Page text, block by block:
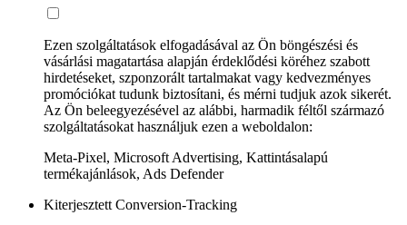
Ezen szolgáltatások elfogadásával az Ön böngészési és
vásárlási magatartása alapján érdeklődési köréhez szabott
hirdetéseket, szponzorált tartalmakat vagy kedvezményes
promóciókat tudunk biztosítani, és mérni tudjuk azok sikerét.
Az Ön beleegyezésével az alábbi, harmadik féltől származó
szolgáltatásokat használjuk ezen a weboldalon:
Meta-Pixel, Microsoft Advertising, Kattintásalapú
termékajánlások, Ads Defender
Kiterjesztett Conversion-Tracking